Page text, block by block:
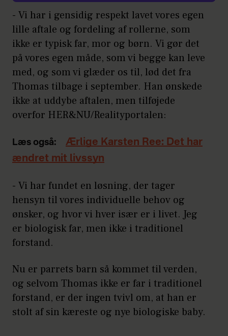
- Vi har i gensidig respekt lavet vores egen
lille aftale og fordeling af rollerne, som
ikke er typisk far, mor og børn. Vi gør det
på vores egen måde, som vi begge kan leve
med, og som vi glæder os til, lød det fra
Thomas tilbage i september. Han ønskede
ikke at uddybe aftalen, men tilføjede
overfor HER&NU/Realityportalen:
Læs også:
Ærlige Karsten Ree: Det har
ændret mit livssyn
- Vi har fundet en løsning, der tager
hensyn til vores individuelle behov og
ønsker, og hvor vi hver især er i livet. Jeg
er biologisk far, men ikke i traditionel
forstand.
Nu er parrets barn så kommet til verden,
og selvom Thomas ikke er far i traditionel
forstand, er der ingen tvivl om, at han er
stolt af sin kæreste og nye biologiske baby.